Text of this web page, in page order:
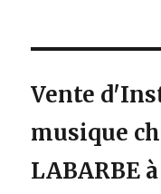
Vente
musique
LABARBE